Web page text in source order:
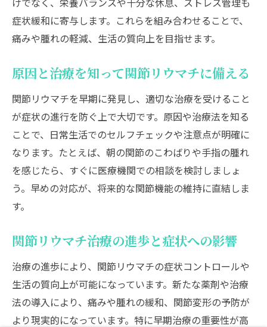
症状緩和に寄与します。これらを組み合わせることで、
痛みや腫れの軽減、生活の質向上を目指せます。
原因と治療を知って関節リウマチに備える
関節リウマチを早期に発見し、適切な治療を受けること
が症状の進行を防ぐ上で大切です。原因や治療法を知る
ことで、日常生活でのセルフチェックや注意点が明確に
なります。たとえば、朝の関節のこわばりや手指の腫れ
を感じたら、すぐに医療機関での相談を検討しましょ
う。早めの対応が、将来的な関節機能の維持に直結しま
す。
関節リウマチ治療の進歩と症状への影響
治療の進歩により、関節リウマチの症状コントロールや
生活の質向上が可能になっています。新たな薬剤や治療
法の導入により、痛みや腫れの緩和、関節変形の予防が
より現実的になっています。特に早期治療の重要性が高